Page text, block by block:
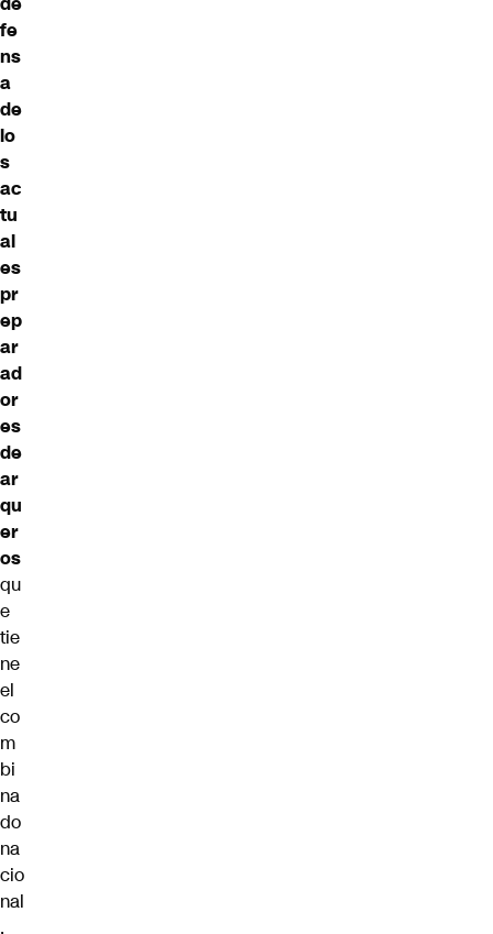
fe
ns
a
de
lo
s
ac
tu
al
es
pr
ep
ar
ad
or
es
de
ar
qu
er
os
qu
e
tie
ne
el
co
m
bi
na
do
na
cio
nal
,